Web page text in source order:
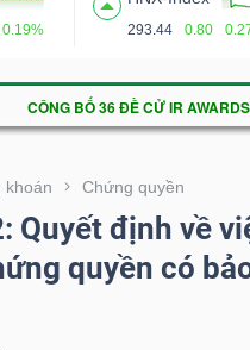
0.19% 293.44 0.80
khoán Chứng quyền
Quyết định về
quyền có